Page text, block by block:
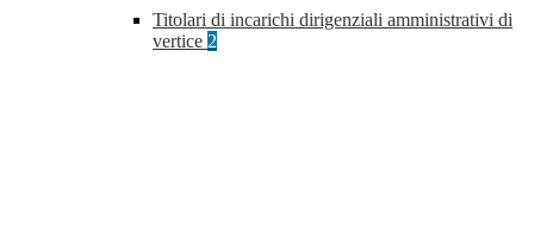
Titolari di incarichi dirigenziali amministrativi di
vertice 2